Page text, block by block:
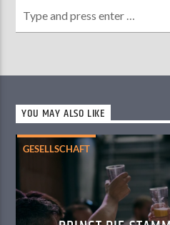
YOU MAY ALSO LIKE
GESELLSCHAFT